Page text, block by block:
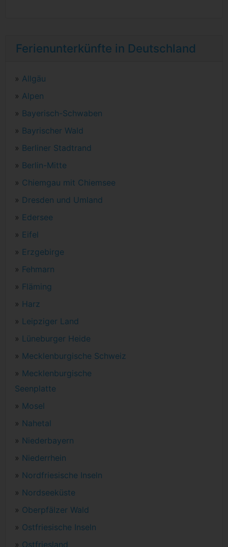
Ferienunterkünfte in Deutschland
» Allgäu
» Alpen
» Bayerisch-Schwaben
» Bayrischer Wald
» Berliner Stadtrand
» Berlin-Mitte
» Chiemgau mit Chiemsee
» Dresden und Umland
» Edersee
» Eifel
» Erzgebirge
» Fehmarn
» Fläming
» Harz
» Leipziger Land
» Lüneburger Heide
» Mecklenburgische Schweiz
» Mecklenburgische
Seenplatte
» Mosel
» Nahetal
» Niederbayern
» Niederrhein
» Nordfriesische Inseln
» Nordseeküste
» Oberpfälzer Wald
» Ostfriesische Inseln
» Ostfriesland